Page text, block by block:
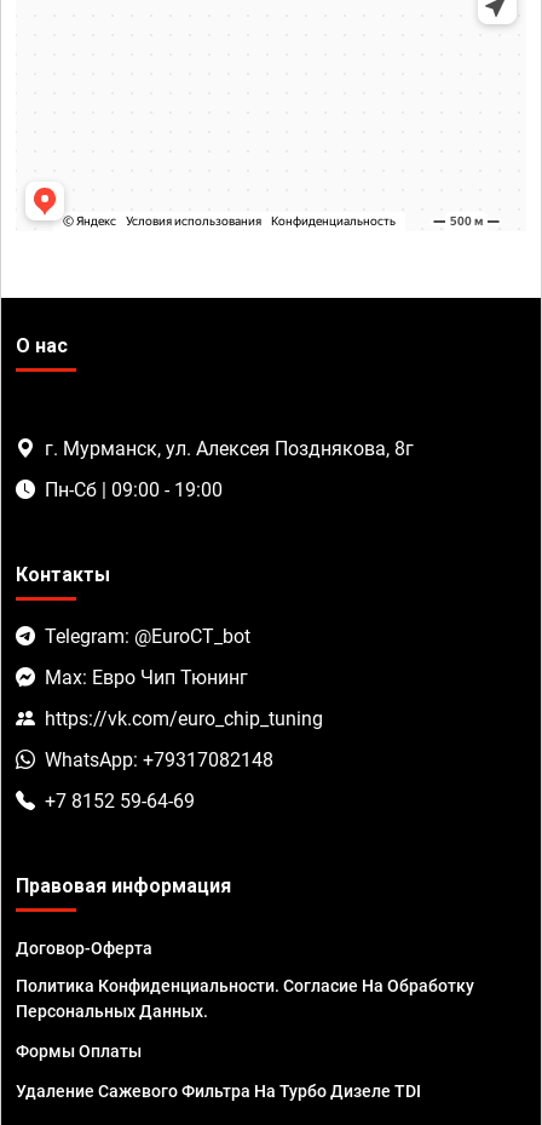
О нас
г. Мурманск, ул. Алексея Позднякова, 8г
Пн-Сб | 09:00 - 19:00
Контакты
Telegram: @EuroCT_bot
Max: Евро Чип Тюнинг
https://vk.com/euro_chip_tuning
WhatsApp: +79317082148
+7 8152 59-64-69
Правовая информация
Договор-Оферта
Политика Конфиденциальности. Согласие На Обработку
Персональных Данных.
Формы Оплаты
Удаление Сажевого Фильтра На Турбо Дизеле TDI